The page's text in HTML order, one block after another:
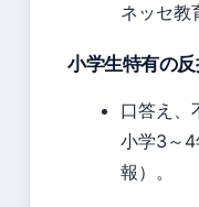
ネッセ教
小学生特有の
口答え、
小学3～4
報）。